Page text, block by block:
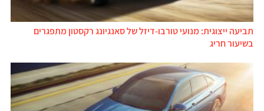
תביעה ייצוגית: מנועי טורבו-דיזל של סאנגיונג רקסטון מתפגרים
בשיעור חריג